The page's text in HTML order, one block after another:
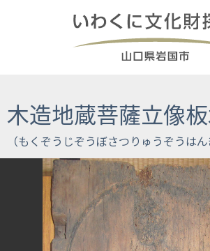
木造地蔵菩薩立像